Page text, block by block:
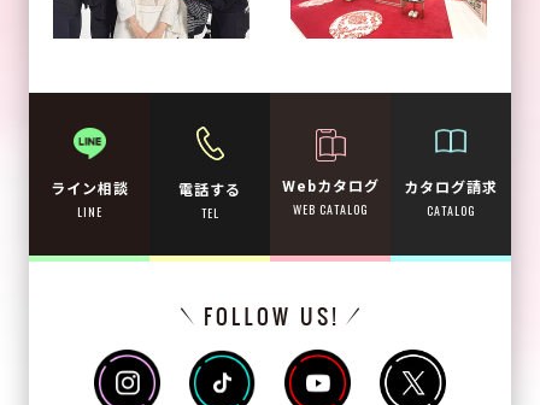
ライン相談
LINE
電話する
TEL
Webカタログ
WEB CATALOG
カタログ請求
CATALOG